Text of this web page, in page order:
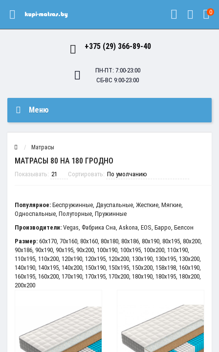
0
+375 (29) 366-89-40
ПН-ПТ: 7:00-23:00
СБ-ВС 9:00-23:00
Меню
Матрасы
МАТРАСЫ 80 НА 180 ГРОДНО
Показывать: Сортировать:
Популярное: Беспружинные, Двуспальные, Жесткие, Мягкие,
Односпальные, Полуторные, Пружинные
Производители: Vegas, Фабрика Сна, Askona, EOS, Барро, Белсон
Размер: 60x170, 70x160, 80x160, 80x180, 80x186, 80x190, 80x195, 80x200,
90x186, 90x190, 90x195, 90x200, 100x190, 100x195, 100x200, 110x190,
110x195, 110x200, 120x190, 120x195, 120x200, 130x190, 130x195, 130x200,
140x190, 140x195, 140x200, 150x190, 150x195, 150x200, 158x198, 160x190,
160x195, 160x200, 170x190, 170x195, 170x200, 180x190, 180x195, 180x200,
200x200